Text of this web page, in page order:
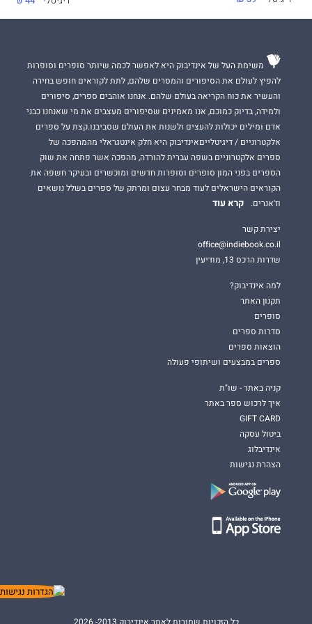
משימת העל של אינדיבוק היא לאפשר לכמה שיותר סופרים וסופרות
להפיץ לעולם את הסיפורים והמסרים שלהם, לתת לקוראים חופש בחירה
והעשיר את כוח הקריאה בעולם שלהם. אנחנו אוהבים ספרים, סיפורים
ולמידה, בדיוק כמוכם, אנו מאמינים שסיפורים מעצבים את מי שאנחנו כבני
אדם ומילים יכולות להעצים ולשנות את העולם שסביבנו.קצת על ספרים
אלקטרוניים / דיגיטלייםאינדיבוק היא חלק אינטגראלי מהמהפכה של
ספרים אלקטרוניים בשפה עברית להורדה, מהפכה אשר פתחה את שוק
הספרים בפני המון סופרים וסופרות חדשים ומוכשרים ובעיקר חשפה את
הקוראים הישראלים לעוד מבחר עצום ומרתק של ספרים בשלל נושאים
וז'אנרים.
קרא עוד
יצירת קשר
office@indiebook.co.il
שדרות הרכס 13, מודיעין
למה אינדיבוק?
תקנון האתר
סופרים
סדרות ספרים
הוצאות ספרים
ספרים במבצעים ושיתופי פעולה
קניה באתר - שו"ת
איך לרכוש ספר באתר
GIFT CARD
ביטול עסקה
אינדיבלוג
הצהרת נגישות